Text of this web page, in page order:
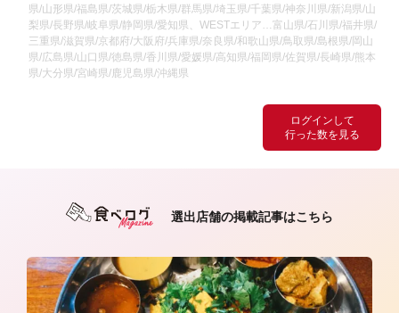
ログインして
行った数を見る
県/山形県/福島県/茨城県/栃木県/群馬県/埼玉県/千葉県/神奈川県/新潟県/山
梨県/長野県/岐阜県/静岡県/愛知県、WESTエリア…富山県/石川県/福井県/
三重県/滋賀県/京都府/大阪府/兵庫県/奈良県/和歌山県/鳥取県/島根県/岡山
県/広島県/山口県/徳島県/香川県/愛媛県/高知県/福岡県/佐賀県/長崎県/熊本
県/大分県/宮崎県/鹿児島県/沖縄県
選出店舗の掲載記事はこちら